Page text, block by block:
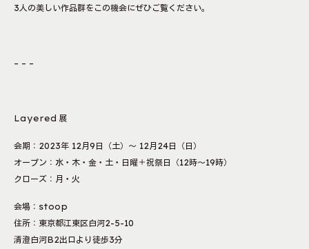
3人の美しい作品群をこの機会にぜひご覧ください。
– – –
Layered 展
会期：2023年 12月9日（土）〜 12月24日（日）
オープン：水・木・金・土・日曜＋祝祭日（12時〜19時）
クローズ：月・火
会場：stoop
住所：東京都江東区白河2-5-10
清澄白河B2出口より徒歩3分